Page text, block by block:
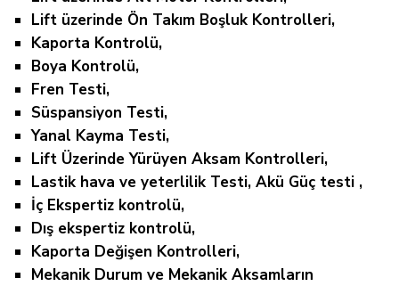
Lift üzerinde Ön Takım Boşluk Kontrolleri,
Kaporta Kontrolü,
Boya Kontrolü,
Fren Testi,
Süspansiyon Testi,
Yanal Kayma Testi,
Lift Üzerinde Yürüyen Aksam Kontrolleri,
Lastik hava ve yeterlilik Testi, Akü Güç testi ,
İç Ekspertiz kontrolü,
Dış ekspertiz kontrolü,
Kaporta Değişen Kontrolleri,
Mekanik Durum ve Mekanik Aksamların